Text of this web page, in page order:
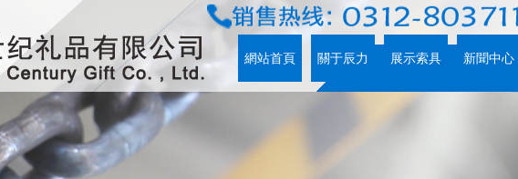
網站首頁 關于辰力 展示索具
展示索具
新聞中心